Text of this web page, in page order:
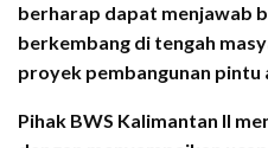
berharap dapat menjawab
berkembang di tengah
proyek pembangunan pintu
Pihak BWS Kalimantan II